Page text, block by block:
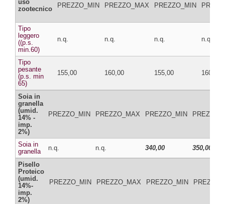
uso
zootecnico
PREZZO_MIN PREZZO_MAX PREZZO_MIN
Tipo
leggero
((p.s.
min.60)
n.q. n.q. n.q. n.q.
Tipo
pesante
(p.s. min
65)
155,00 160,00 155,00 160,00
Soia in
granella
(umid.
14% -
imp.
2%)
PREZZO_MIN PREZZO_MAX PREZZO_MIN
Soia in
granella
n.q. n.q. 340,00 350,00
Pisello
Proteico
(umid.
14%-
imp.
2%)
PREZZO_MIN PREZZO_MAX PREZZO_MIN